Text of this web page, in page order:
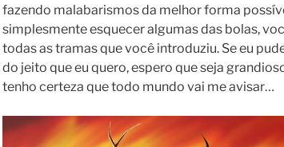
fazendo malabarismos da melhor forma
simplesmente esquecer algumas das bolas,
todas as tramas que você introduziu. Se eu
do jeito que eu quero, espero que seja
tenho certeza que todo mundo vai me avisar…